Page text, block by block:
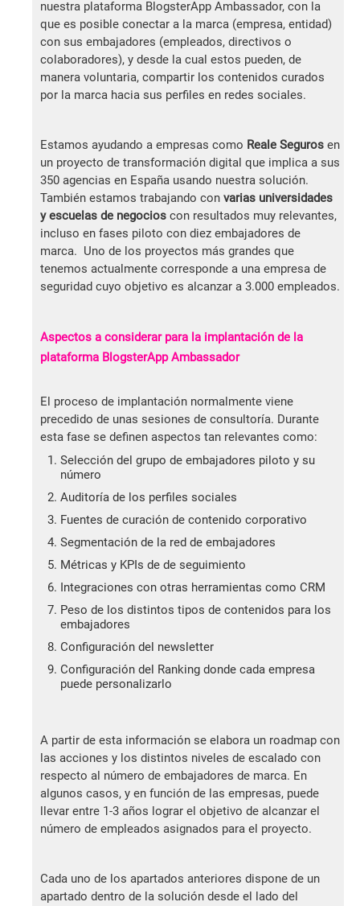
nuestra plataforma BlogsterApp Ambassador, con la
que es posible conectar a la marca (empresa, entidad)
con sus embajadores (empleados, directivos o
colaboradores), y desde la cual estos pueden, de
manera voluntaria, compartir los contenidos curados
por la marca hacia sus perfiles en redes sociales.
Estamos ayudando a empresas como Reale Seguros en
un proyecto de transformación digital que implica a sus
350 agencias en España usando nuestra solución.
También estamos trabajando con varias universidades
y escuelas de negocios con resultados muy relevantes,
incluso en fases piloto con diez embajadores de
marca. Uno de los proyectos más grandes que
tenemos actualmente corresponde a una empresa de
seguridad cuyo objetivo es alcanzar a 3.000 empleados.
Aspectos a considerar para la implantación de la
plataforma BlogsterApp Ambassador
El proceso de implantación normalmente viene
precedido de unas sesiones de consultoría. Durante
esta fase se definen aspectos tan relevantes como:
Selección del grupo de embajadores piloto y su
número
Auditoría de los perfiles sociales
Fuentes de curación de contenido corporativo
Segmentación de la red de embajadores
Métricas y KPIs de de seguimiento
Integraciones con otras herramientas como CRM
Peso de los distintos tipos de contenidos para los
embajadores
Configuración del newsletter
Configuración del Ranking donde cada empresa
puede personalizarlo
A partir de esta información se elabora un roadmap con
las acciones y los distintos niveles de escalado con
respecto al número de embajadores de marca. En
algunos casos, y en función de las empresas, puede
llevar entre 1-3 años lograr el objetivo de alcanzar el
número de empleados asignados para el proyecto.
Cada uno de los apartados anteriores dispone de un
apartado dentro de la solución desde el lado del